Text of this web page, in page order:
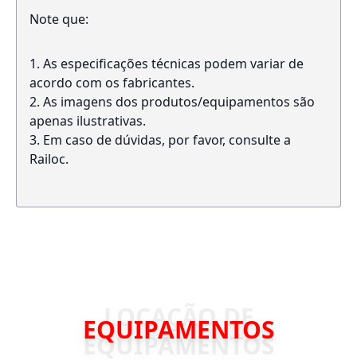
Note que:
As especificações técnicas podem variar de
acordo com os fabricantes.
As imagens dos produtos/equipamentos são
apenas ilustrativas.
Em caso de dúvidas, por favor, consulte a
Railoc.
EQUIPAMENTOS